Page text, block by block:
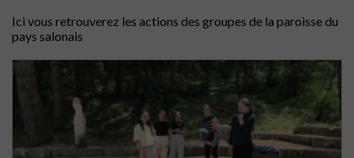
Ici vous retrouverez les actions des groupes de la paroisse du
pays salonais